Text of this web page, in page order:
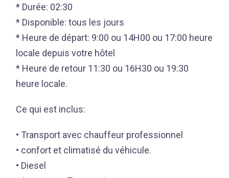
* Durée: 02:30
* Disponible: tous les jours
* Heure de départ: 9:00 ou 14H00 ou 17:00 heure
locale depuis votre hôtel
* Heure de retour 11:30 ou 16H30 ou 19:30
heure locale.
Ce qui est inclus:
• Transport avec chauffeur professionnel
• confort et climatisé du véhicule.
• Diesel